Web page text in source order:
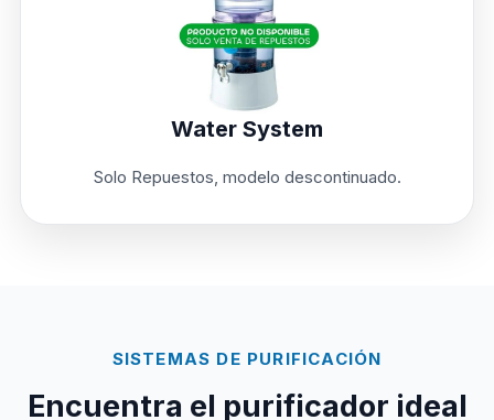
Water System
Solo Repuestos, modelo descontinuado.
SISTEMAS DE PURIFICACIÓN
Encuentra el purificador ideal